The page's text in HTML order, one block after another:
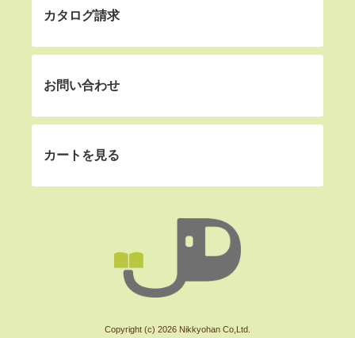
カタログ請求
お問い合わせ
カートを見る
Copyright (c) 2026 Nikkyohan Co,Ltd.